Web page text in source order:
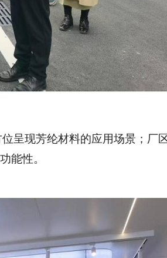
呈现芳纶材料的应用场景；厂
能性。